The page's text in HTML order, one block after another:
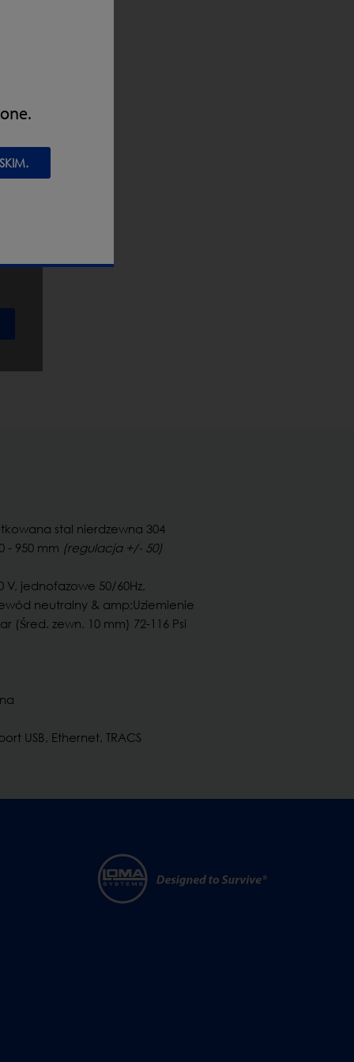
stal nierdzewna 304
- 950 mm (regulacja +/- 50)
V, jednofazowe 50/60Hz,
neutralny & amp;Uziemienie
(Śred. zewn. 10 mm) 72-116 Psi
USB, Ethernet, TRACS